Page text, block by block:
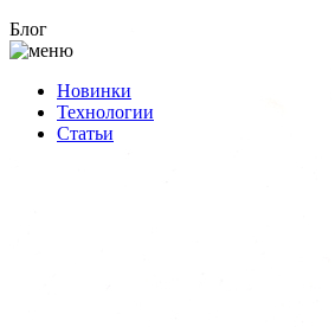
Блог
Новинки
Технологии
Статьи